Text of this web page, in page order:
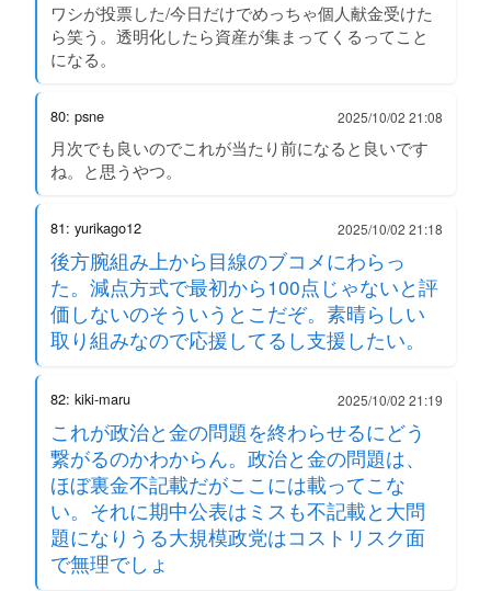
ワシが投票した/今日だけでめっちゃ個人献金受けた
ら笑う。透明化したら資産が集まってくるってこと
になる。
80: psne 2025/10/02 21:08
月次でも良いのでこれが当たり前になると良いです
ね。と思うやつ。
81: yurikago12 2025/10/02 21:18
後方腕組み上から目線のブコメにわらっ
た。減点方式で最初から100点じゃないと評
価しないのそういうとこだぞ。素晴らしい
取り組みなので応援してるし支援したい。
82: kiki-maru 2025/10/02 21:19
これが政治と金の問題を終わらせるにどう
繋がるのかわからん。政治と金の問題は、
ほぼ裏金不記載だがここには載ってこな
い。それに期中公表はミスも不記載と大問
題になりうる大規模政党はコストリスク面
で無理でしょ